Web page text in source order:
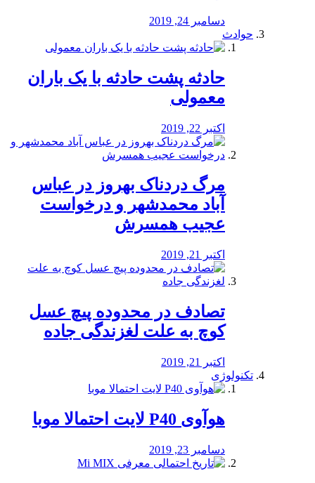
دسامبر 24, 2019
حوادث
️حادثه پشت حادثه با یک باران
معمولی
اکتبر 22, 2019
مرگ دردناک بهروز در عباس
آباد محمدشهر و درخواست
عجیب همسرش
اکتبر 21, 2019
تصادف در محدوده پیچ عسل
کوچ به علت لغزندگی جاده
اکتبر 21, 2019
تکنولوژی
هوآوی P40 لایت احتمالا موبا
دسامبر 23, 2019